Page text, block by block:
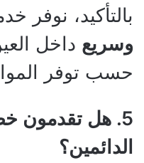
بالتأكيد، نوفر
وسريع داخل
حسب توفر
5. هل تقدمون
الدائمين؟